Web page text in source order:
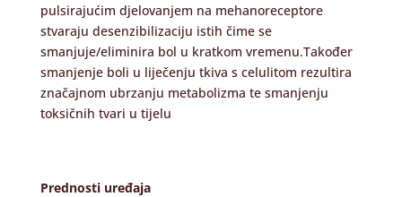
pulsirajućim djelovanjem na mehanoreceptore
stvaraju desenzibilizaciju istih čime se
smanjuje/eliminira bol u kratkom vremenu.Također
smanjenje boli u liječenju tkiva s celulitom rezultira
značajnom ubrzanju metabolizma te smanjenju
toksičnih tvari u tijelu
Prednosti uređaja